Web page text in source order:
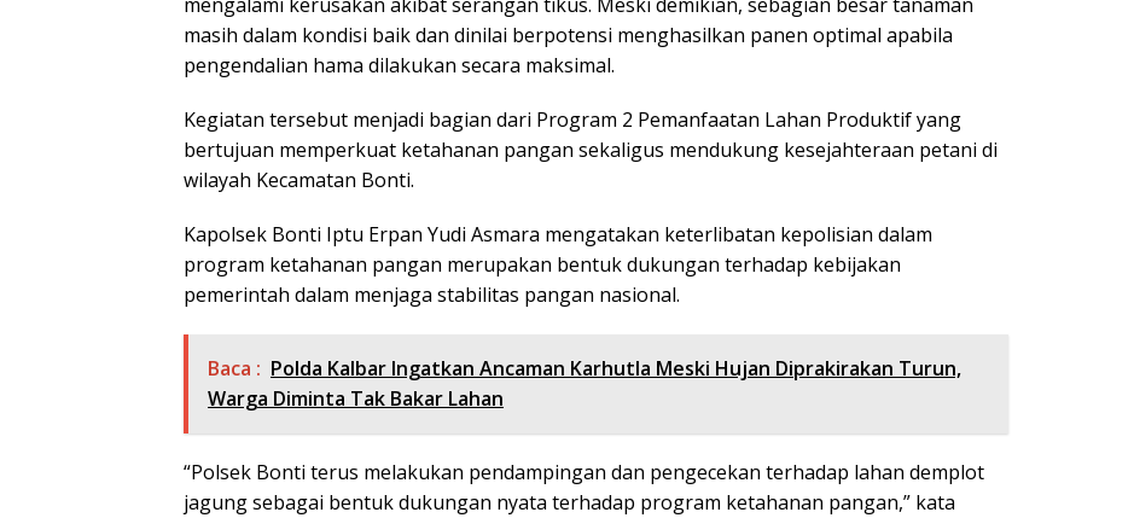
masih dalam kondisi baik dan dinilai berpotensi menghasilkan panen optimal apabila
pengendalian hama dilakukan secara maksimal.
Kegiatan tersebut menjadi bagian dari Program 2 Pemanfaatan Lahan Produktif yang
bertujuan memperkuat ketahanan pangan sekaligus mendukung kesejahteraan petani di
wilayah Kecamatan Bonti.
Kapolsek Bonti Iptu Erpan Yudi Asmara mengatakan keterlibatan kepolisian dalam
program ketahanan pangan merupakan bentuk dukungan terhadap kebijakan
pemerintah dalam menjaga stabilitas pangan nasional.
Baca : Polda Kalbar Ingatkan Ancaman Karhutla Meski Hujan Diprakirakan Turun,
Warga Diminta Tak Bakar Lahan
“Polsek Bonti terus melakukan pendampingan dan pengecekan terhadap lahan demplot
jagung sebagai bentuk dukungan nyata terhadap program ketahanan pangan,” kata